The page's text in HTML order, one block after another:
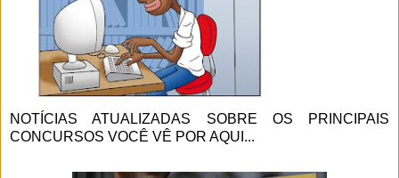
NOTÍCIAS ATUALIZADAS SOBRE OS PRINCIPAIS
CONCURSOS VOCÊ VÊ POR AQUI...